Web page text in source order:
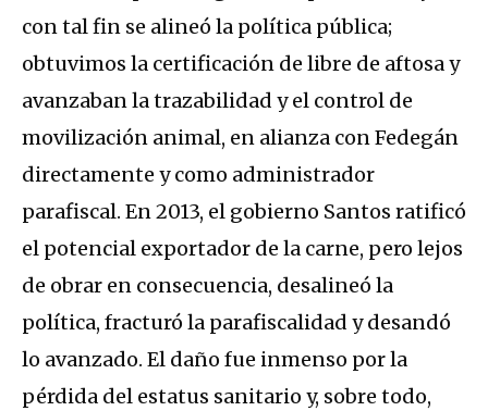
con tal fin se alineó la política pública;
obtuvimos la certificación de libre de aftosa y
avanzaban la trazabilidad y el control de
movilización animal, en alianza con Fedegán
directamente y como administrador
parafiscal. En 2013, el gobierno Santos ratificó
el potencial exportador de la carne, pero lejos
de obrar en consecuencia, desalineó la
política, fracturó la parafiscalidad y desandó
lo avanzado. El daño fue inmenso por la
pérdida del estatus sanitario y, sobre todo,